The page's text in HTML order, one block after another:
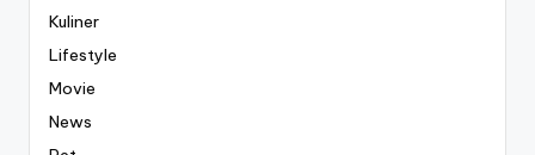
Kuliner
Lifestyle
Movie
News